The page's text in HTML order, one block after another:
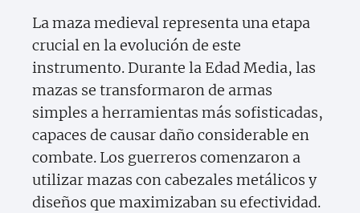
La maza medieval representa una etapa
crucial en la evolución de este
instrumento. Durante la Edad Media, las
mazas se transformaron de armas
simples a herramientas más sofisticadas,
capaces de causar daño considerable en
combate. Los guerreros comenzaron a
utilizar mazas con cabezales metálicos y
diseños que maximizaban su efectividad.